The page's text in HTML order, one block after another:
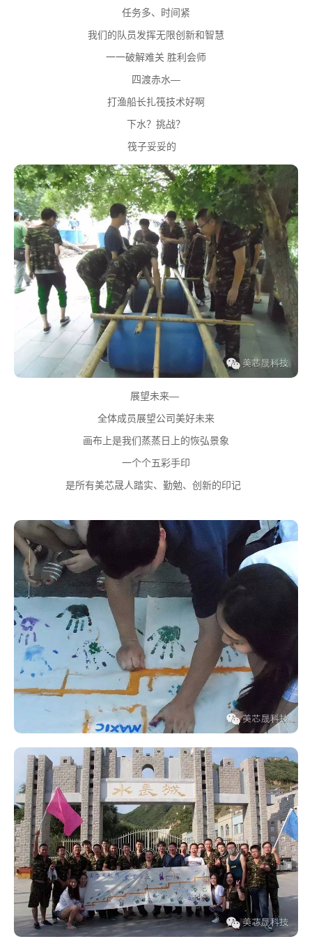
任务多、时间紧
我们的队员发挥无限创新和智慧
一一破解难关 胜利会师
四渡赤水—
打渔船长扎筏技术好啊
下水？挑战？
筏子妥妥的
展望未来—
全体成员展望公司美好未来
画布上是我们蒸蒸日上的恢弘景象
一个个五彩手印
是所有美芯晟人踏实、勤勉、创新的印记